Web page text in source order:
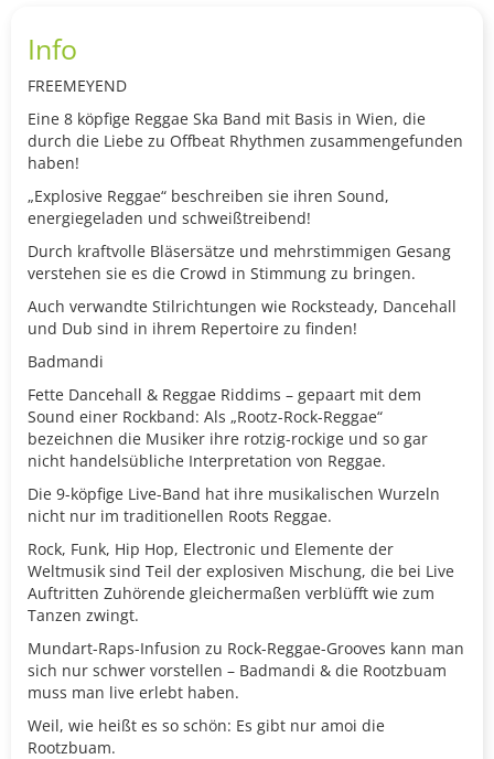
Info
FREEMEYEND
Eine 8 köpfige Reggae Ska Band mit Basis in Wien, die
durch die Liebe zu Offbeat Rhythmen zusammengefunden
haben!
„Explosive Reggae“ beschreiben sie ihren Sound,
energiegeladen und schweißtreibend!
Durch kraftvolle Bläsersätze und mehrstimmigen Gesang
verstehen sie es die Crowd in Stimmung zu bringen.
Auch verwandte Stilrichtungen wie Rocksteady, Dancehall
und Dub sind in ihrem Repertoire zu finden!
Badmandi
Fette Dancehall & Reggae Riddims – gepaart mit dem
Sound einer Rockband: Als „Rootz-Rock-Reggae“
bezeichnen die Musiker ihre rotzig-rockige und so gar
nicht handelsübliche Interpretation von Reggae.
Die 9-köpfige Live-Band hat ihre musikalischen Wurzeln
nicht nur im traditionellen Roots Reggae.
Rock, Funk, Hip Hop, Electronic und Elemente der
Weltmusik sind Teil der explosiven Mischung, die bei Live
Auftritten Zuhörende gleichermaßen verblüfft wie zum
Tanzen zwingt.
Mundart-Raps-Infusion zu Rock-Reggae-Grooves kann man
sich nur schwer vorstellen – Badmandi & die Rootzbuam
muss man live erlebt haben.
Weil, wie heißt es so schön: Es gibt nur amoi die
Rootzbuam.